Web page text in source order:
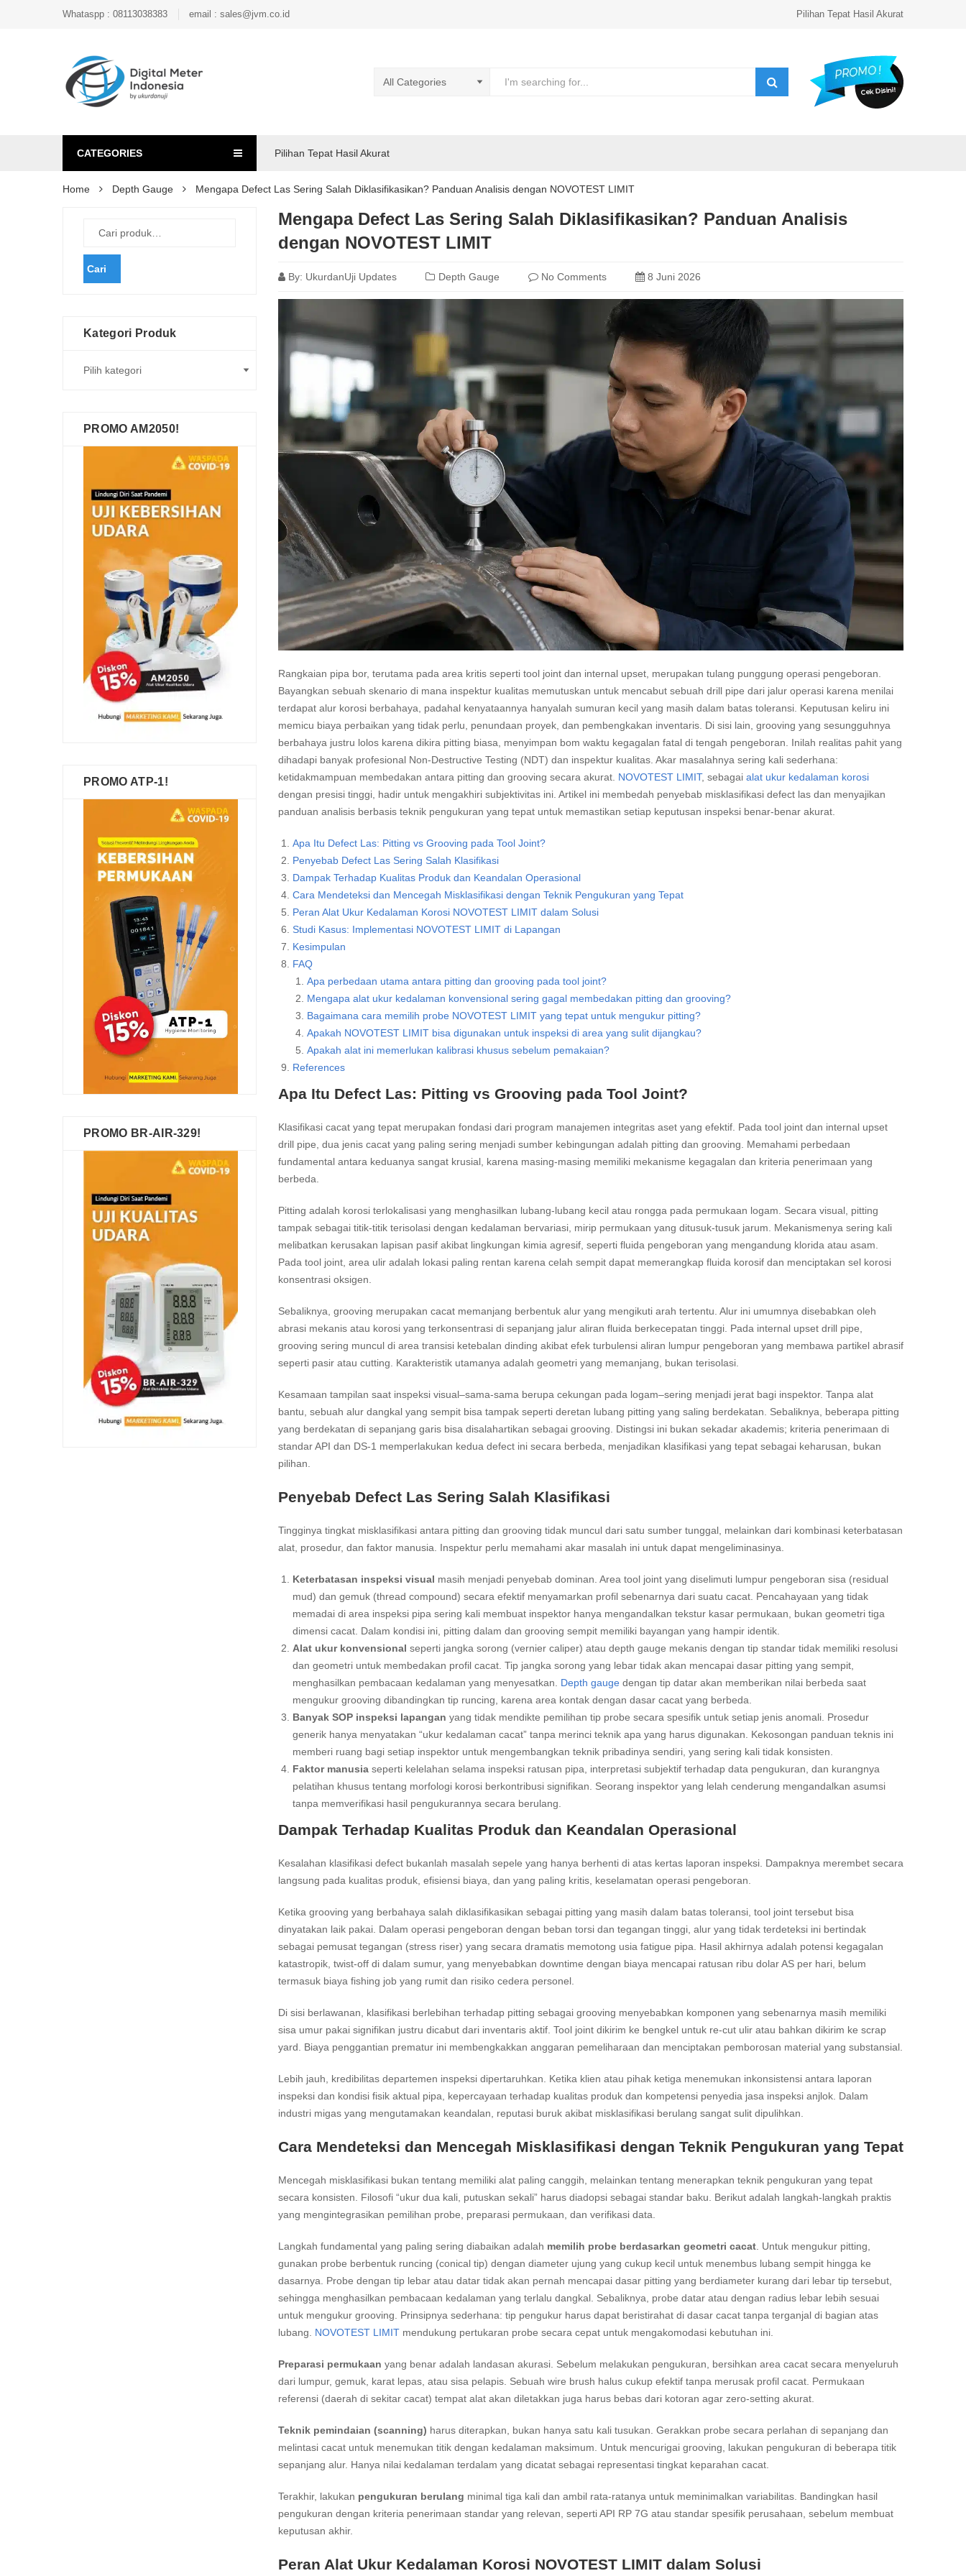
Whataspp : 08113038383 email : sales@jvm.co.id Pilihan Tepat Hasil Akurat
CATEGORIES Pilihan Tepat Hasil Akurat
Home Depth Gauge Mengapa Defect Las Sering Salah Diklasifikasikan? Panduan Analisis dengan NOVOTEST LIMIT
Mengapa Defect Las Sering Salah Diklasifikasikan? Panduan Analisis
dengan NOVOTEST LIMIT
By: UkurdanUji Updates Depth Gauge No Comments 8 Juni 2026
Rangkaian pipa bor, terutama pada area kritis seperti tool joint dan internal upset, merupakan tulang punggung operasi pengeboran.
Bayangkan sebuah skenario di mana inspektur kualitas memutuskan untuk mencabut sebuah drill pipe dari jalur operasi karena menilai
terdapat alur korosi berbahaya, padahal kenyataannya hanyalah sumuran kecil yang masih dalam batas toleransi. Keputusan keliru ini
memicu biaya perbaikan yang tidak perlu, penundaan proyek, dan pembengkakan inventaris. Di sisi lain, grooving yang sesungguhnya
berbahaya justru lolos karena dikira pitting biasa, menyimpan bom waktu kegagalan fatal di tengah pengeboran. Inilah realitas pahit yang
dihadapi banyak profesional Non-Destructive Testing (NDT) dan inspektur kualitas. Akar masalahnya sering kali sederhana:
ketidakmampuan membedakan antara pitting dan grooving secara akurat. NOVOTEST LIMIT, sebagai alat ukur kedalaman korosi
dengan presisi tinggi, hadir untuk mengakhiri subjektivitas ini. Artikel ini membedah penyebab misklasifikasi defect las dan menyajikan
panduan analisis berbasis teknik pengukuran yang tepat untuk memastikan setiap keputusan inspeksi benar-benar akurat.
Apa Itu Defect Las: Pitting vs Grooving pada Tool Joint?
Penyebab Defect Las Sering Salah Klasifikasi
Dampak Terhadap Kualitas Produk dan Keandalan Operasional
Cara Mendeteksi dan Mencegah Misklasifikasi dengan Teknik Pengukuran yang Tepat
Peran Alat Ukur Kedalaman Korosi NOVOTEST LIMIT dalam Solusi
Studi Kasus: Implementasi NOVOTEST LIMIT di Lapangan
Kesimpulan
FAQ
Apa perbedaan utama antara pitting dan grooving pada tool joint?
Mengapa alat ukur kedalaman konvensional sering gagal membedakan pitting dan grooving?
Bagaimana cara memilih probe NOVOTEST LIMIT yang tepat untuk mengukur pitting?
Apakah NOVOTEST LIMIT bisa digunakan untuk inspeksi di area yang sulit dijangkau?
Apakah alat ini memerlukan kalibrasi khusus sebelum pemakaian?
References
Apa Itu Defect Las: Pitting vs Grooving pada Tool Joint?
Klasifikasi cacat yang tepat merupakan fondasi dari program manajemen integritas aset yang efektif. Pada tool joint dan internal upset
drill pipe, dua jenis cacat yang paling sering menjadi sumber kebingungan adalah pitting dan grooving. Memahami perbedaan
fundamental antara keduanya sangat krusial, karena masing-masing memiliki mekanisme kegagalan dan kriteria penerimaan yang
berbeda.
Pitting adalah korosi terlokalisasi yang menghasilkan lubang-lubang kecil atau rongga pada permukaan logam. Secara visual, pitting
tampak sebagai titik-titik terisolasi dengan kedalaman bervariasi, mirip permukaan yang ditusuk-tusuk jarum. Mekanismenya sering kali
melibatkan kerusakan lapisan pasif akibat lingkungan kimia agresif, seperti fluida pengeboran yang mengandung klorida atau asam.
Pada tool joint, area ulir adalah lokasi paling rentan karena celah sempit dapat memerangkap fluida korosif dan menciptakan sel korosi
konsentrasi oksigen.
Sebaliknya, grooving merupakan cacat memanjang berbentuk alur yang mengikuti arah tertentu. Alur ini umumnya disebabkan oleh
abrasi mekanis atau korosi yang terkonsentrasi di sepanjang jalur aliran fluida berkecepatan tinggi. Pada internal upset drill pipe,
grooving sering muncul di area transisi ketebalan dinding akibat efek turbulensi aliran lumpur pengeboran yang membawa partikel abrasif
seperti pasir atau cutting. Karakteristik utamanya adalah geometri yang memanjang, bukan terisolasi.
Kesamaan tampilan saat inspeksi visual–sama-sama berupa cekungan pada logam–sering menjadi jerat bagi inspektor. Tanpa alat
bantu, sebuah alur dangkal yang sempit bisa tampak seperti deretan lubang pitting yang saling berdekatan. Sebaliknya, beberapa pitting
yang berdekatan di sepanjang garis bisa disalahartikan sebagai grooving. Distingsi ini bukan sekadar akademis; kriteria penerimaan di
standar API dan DS-1 memperlakukan kedua defect ini secara berbeda, menjadikan klasifikasi yang tepat sebagai keharusan, bukan
pilihan.
Penyebab Defect Las Sering Salah Klasifikasi
Tingginya tingkat misklasifikasi antara pitting dan grooving tidak muncul dari satu sumber tunggal, melainkan dari kombinasi keterbatasan
alat, prosedur, dan faktor manusia. Inspektur perlu memahami akar masalah ini untuk dapat mengeliminasinya.
Keterbatasan inspeksi visual masih menjadi penyebab dominan. Area tool joint yang diselimuti lumpur pengeboran sisa (residual
mud) dan gemuk (thread compound) secara efektif menyamarkan profil sebenarnya dari suatu cacat. Pencahayaan yang tidak
memadai di area inspeksi pipa sering kali membuat inspektor hanya mengandalkan tekstur kasar permukaan, bukan geometri tiga
dimensi cacat. Dalam kondisi ini, pitting dalam dan grooving sempit memiliki bayangan yang hampir identik.
Alat ukur konvensional seperti jangka sorong (vernier caliper) atau depth gauge mekanis dengan tip standar tidak memiliki resolusi
dan geometri untuk membedakan profil cacat. Tip jangka sorong yang lebar tidak akan mencapai dasar pitting yang sempit,
menghasilkan pembacaan kedalaman yang menyesatkan. Depth gauge dengan tip datar akan memberikan nilai berbeda saat
mengukur grooving dibandingkan tip runcing, karena area kontak dengan dasar cacat yang berbeda.
Banyak SOP inspeksi lapangan yang tidak mendikte pemilihan tip probe secara spesifik untuk setiap jenis anomali. Prosedur
generik hanya menyatakan “ukur kedalaman cacat” tanpa merinci teknik apa yang harus digunakan. Kekosongan panduan teknis ini
memberi ruang bagi setiap inspektor untuk mengembangkan teknik pribadinya sendiri, yang sering kali tidak konsisten.
Faktor manusia seperti kelelahan selama inspeksi ratusan pipa, interpretasi subjektif terhadap data pengukuran, dan kurangnya
pelatihan khusus tentang morfologi korosi berkontribusi signifikan. Seorang inspektor yang lelah cenderung mengandalkan asumsi
tanpa memverifikasi hasil pengukurannya secara berulang.
Dampak Terhadap Kualitas Produk dan Keandalan Operasional
Kesalahan klasifikasi defect bukanlah masalah sepele yang hanya berhenti di atas kertas laporan inspeksi. Dampaknya merembet secara
langsung pada kualitas produk, efisiensi biaya, dan yang paling kritis, keselamatan operasi pengeboran.
Ketika grooving yang berbahaya salah diklasifikasikan sebagai pitting yang masih dalam batas toleransi, tool joint tersebut bisa
dinyatakan laik pakai. Dalam operasi pengeboran dengan beban torsi dan tegangan tinggi, alur yang tidak terdeteksi ini bertindak
sebagai pemusat tegangan (stress riser) yang secara dramatis memotong usia fatigue pipa. Hasil akhirnya adalah potensi kegagalan
katastropik, twist-off di dalam sumur, yang menyebabkan downtime dengan biaya mencapai ratusan ribu dolar AS per hari, belum
termasuk biaya fishing job yang rumit dan risiko cedera personel.
Di sisi berlawanan, klasifikasi berlebihan terhadap pitting sebagai grooving menyebabkan komponen yang sebenarnya masih memiliki
sisa umur pakai signifikan justru dicabut dari inventaris aktif. Tool joint dikirim ke bengkel untuk re-cut ulir atau bahkan dikirim ke scrap
yard. Biaya penggantian prematur ini membengkakkan anggaran pemeliharaan dan menciptakan pemborosan material yang substansial.
Lebih jauh, kredibilitas departemen inspeksi dipertaruhkan. Ketika klien atau pihak ketiga menemukan inkonsistensi antara laporan
inspeksi dan kondisi fisik aktual pipa, kepercayaan terhadap kualitas produk dan kompetensi penyedia jasa inspeksi anjlok. Dalam
industri migas yang mengutamakan keandalan, reputasi buruk akibat misklasifikasi berulang sangat sulit dipulihkan.
Cara Mendeteksi dan Mencegah Misklasifikasi dengan Teknik Pengukuran yang Tepat
Mencegah misklasifikasi bukan tentang memiliki alat paling canggih, melainkan tentang menerapkan teknik pengukuran yang tepat
secara konsisten. Filosofi “ukur dua kali, putuskan sekali” harus diadopsi sebagai standar baku. Berikut adalah langkah-langkah praktis
yang mengintegrasikan pemilihan probe, preparasi permukaan, dan verifikasi data.
Langkah fundamental yang paling sering diabaikan adalah memilih probe berdasarkan geometri cacat. Untuk mengukur pitting,
gunakan probe berbentuk runcing (conical tip) dengan diameter ujung yang cukup kecil untuk menembus lubang sempit hingga ke
dasarnya. Probe dengan tip lebar atau datar tidak akan pernah mencapai dasar pitting yang berdiameter kurang dari lebar tip tersebut,
sehingga menghasilkan pembacaan kedalaman yang terlalu dangkal. Sebaliknya, probe datar atau dengan radius lebar lebih sesuai
untuk mengukur grooving. Prinsipnya sederhana: tip pengukur harus dapat beristirahat di dasar cacat tanpa terganjal di bagian atas
lubang. NOVOTEST LIMIT mendukung pertukaran probe secara cepat untuk mengakomodasi kebutuhan ini.
Preparasi permukaan yang benar adalah landasan akurasi. Sebelum melakukan pengukuran, bersihkan area cacat secara menyeluruh
dari lumpur, gemuk, karat lepas, atau sisa pelapis. Sebuah wire brush halus cukup efektif tanpa merusak profil cacat. Permukaan
referensi (daerah di sekitar cacat) tempat alat akan diletakkan juga harus bebas dari kotoran agar zero-setting akurat.
Teknik pemindaian (scanning) harus diterapkan, bukan hanya satu kali tusukan. Gerakkan probe secara perlahan di sepanjang dan
melintasi cacat untuk menemukan titik dengan kedalaman maksimum. Untuk mencurigai grooving, lakukan pengukuran di beberapa titik
sepanjang alur. Hanya nilai kedalaman terdalam yang dicatat sebagai representasi tingkat keparahan cacat.
Terakhir, lakukan pengukuran berulang minimal tiga kali dan ambil rata-ratanya untuk meminimalkan variabilitas. Bandingkan hasil
pengukuran dengan kriteria penerimaan standar yang relevan, seperti API RP 7G atau standar spesifik perusahaan, sebelum membuat
keputusan akhir.
Peran Alat Ukur Kedalaman Korosi NOVOTEST LIMIT dalam Solusi
Cari
Kategori Produk
PROMO AM2050!
PROMO ATP-1!
PROMO BR-AIR-329!